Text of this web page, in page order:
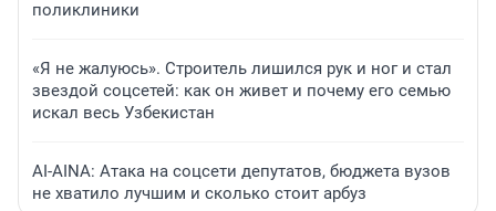
поликлиники
«Я не жалуюсь». Строитель лишился рук и ног и стал
звездой соцсетей: как он живет и почему его семью
искал весь Узбекистан
AI-AINA: Атака на соцсети депутатов, бюджета вузов
не хватило лучшим и сколько стоит арбуз